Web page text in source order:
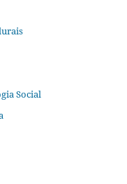
Social